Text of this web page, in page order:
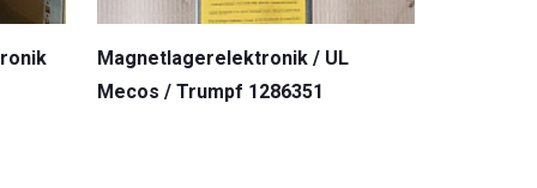
Magnetlagerelektronik / UL
Mecos / Trumpf 1286351